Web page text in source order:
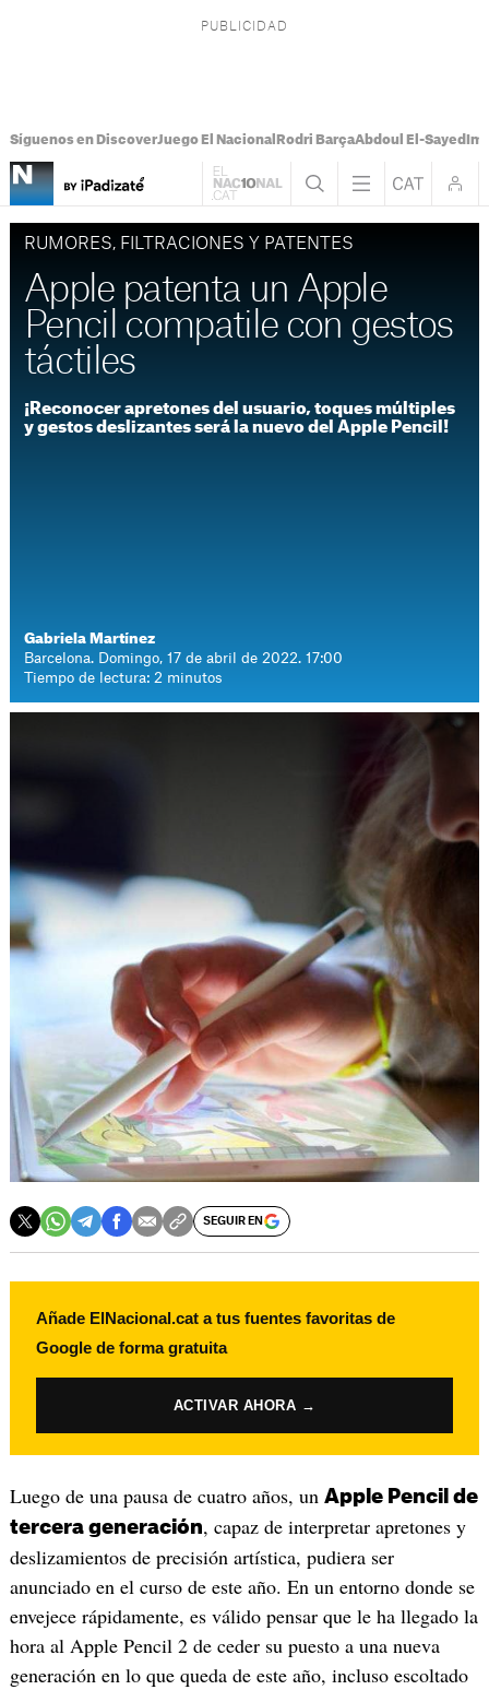
Síguenos en DiscoverJuego El Nacional Rodri BarçaAbdoul El-Sayed
RUMORES, FILTRACIONES Y PATENTES
Apple patenta un Apple
Pencil compatile con gestos
táctiles
¡Reconocer apretones del usuario, toques múltiples
y gestos deslizantes será la nuevo del Apple Pencil!
Gabriela Martínez
Barcelona. Domingo, 17 de abril de 2022. 17:00
Tiempo de lectura: 2 minutos
SEGUIR EN
Añade ElNacional.cat a tus fuentes favoritas de
Google de forma gratuita
ACTIVAR AHORA →
Luego de una pausa de cuatro años, un Apple Pencil de
tercera generación, capaz de interpretar apretones y
deslizamientos de precisión artística, pudiera ser
anunciado en el curso de este año. En un entorno donde se
envejece rápidamente, es válido pensar que le ha llegado la
hora al Apple Pencil 2 de ceder su puesto a una nueva
generación en lo que queda de este año, incluso escoltado